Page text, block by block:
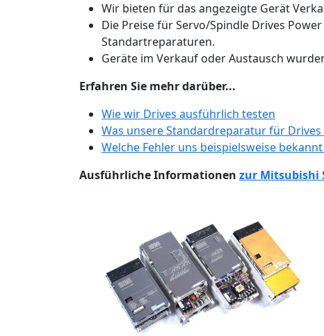
Wir bieten für das angezeigte Gerät
Die Preise für Servo/Spindle Drives
Standartreparaturen.
Geräte im Verkauf oder Austausch
Erfahren Sie mehr darüber...
Wie wir Drives ausführlich testen
Was unsere Standardreparatur für
Welche Fehler uns beispielsweise
Ausführliche Informationen zur Mitsubishi